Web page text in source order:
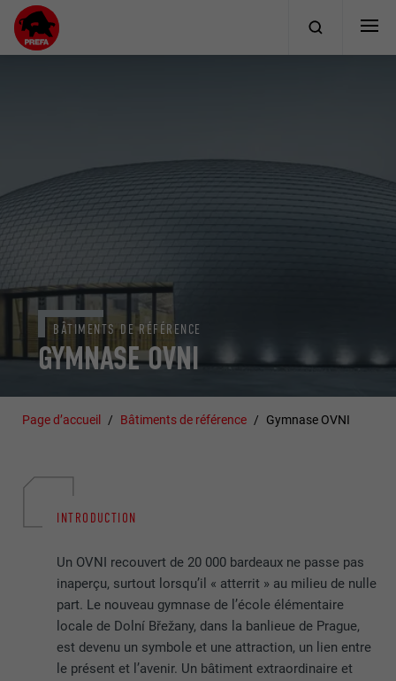
GYMNASE OVNI
BÂTIMENTS DE RÉFÉRENCE
Page d’accueil Bâtiments de référence Gymnase OVNI
INTRODUCTION
Un OVNI recouvert de 20 000 bardeaux ne passe pas
inaperçu, surtout lorsqu’il « atterrit » au milieu de nulle
part. Le nouveau gymnase de l’école élémentaire
locale de Dolní Břežany, dans la banlieue de Prague,
est devenu un symbole et une attraction, un lien entre
le présent et l’avenir. Un bâtiment extraordinaire et